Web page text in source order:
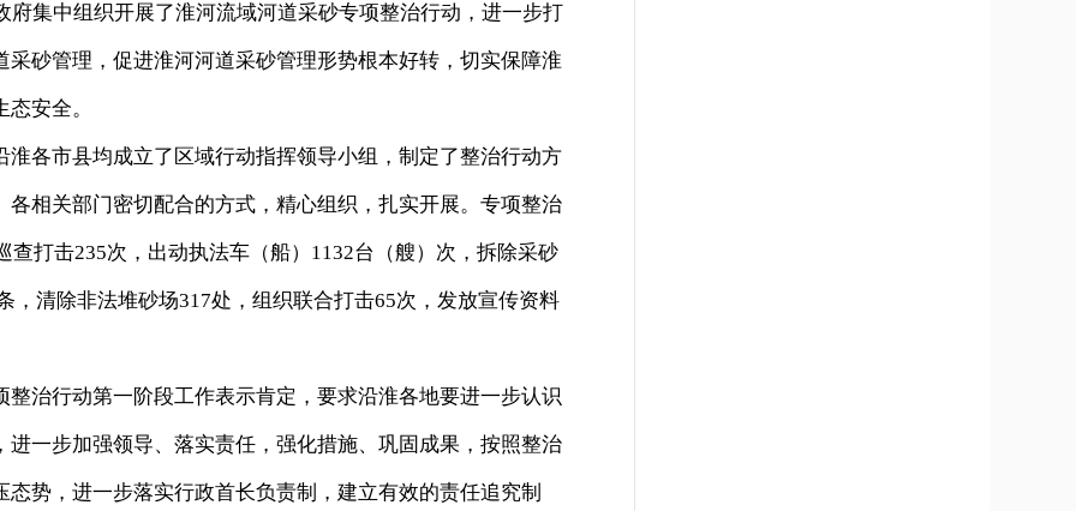
集中组织开展了淮河流域河道采砂专项整治行动，进一步打
砂管理，促进淮河河道采砂管理形势根本好转，切实保障淮
安全。
市县均成立了区域行动指挥领导小组，制定了整治行动方
相关部门密切配合的方式，精心组织，扎实开展。专项整治
打击235次，出动执法车（船）1132台（艘）次，拆除采砂
，清除非法堆砂场317处，组织联合打击65次，发放宣传资料
行动第一阶段工作表示肯定，要求沿淮各地要进一步认识
一步加强领导、落实责任，强化措施、巩固成果，按照整治
势，进一步落实行政首长负责制，建立有效的责任追究制